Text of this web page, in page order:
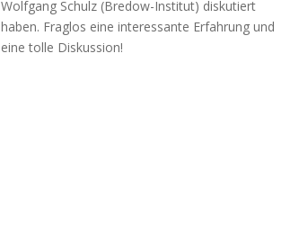
Wolfgang Schulz (Bredow-Institut) diskutiert
haben. Fraglos eine interessante Erfahrung und
eine tolle Diskussion!